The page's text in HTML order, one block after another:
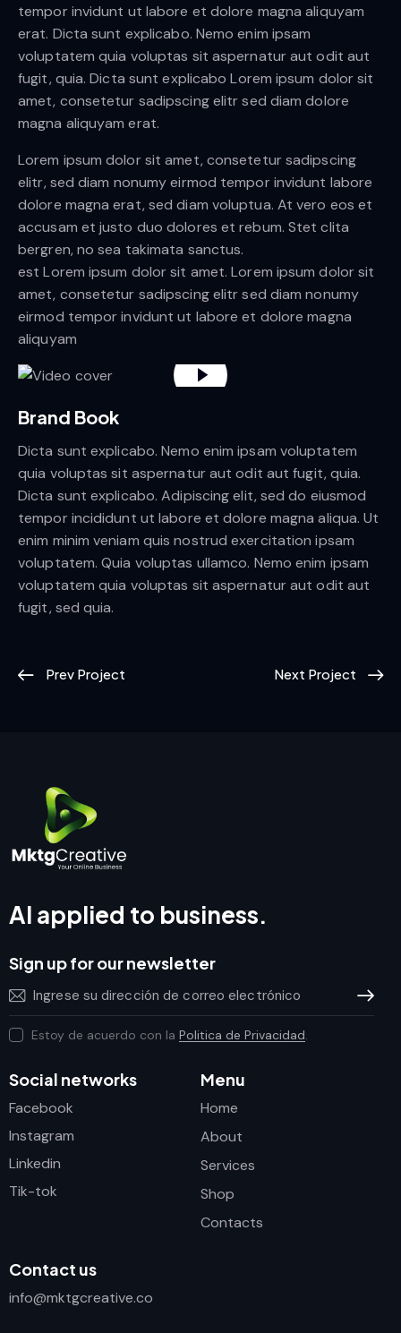
tempor invidunt ut labore et dolore magna aliquyam
erat. Dicta sunt explicabo. Nemo enim ipsam
voluptatem quia voluptas sit aspernatur aut odit aut
fugit, quia. Dicta sunt explicabo Lorem ipsum dolor sit
amet, consetetur sadipscing elitr sed diam dolore
magna aliquyam erat.
Lorem ipsum dolor sit amet, consetetur sadipscing
elitr, sed diam nonumy eirmod tempor invidunt labore
dolore magna erat, sed diam voluptua. At vero eos et
accusam et justo duo dolores et rebum. Stet clita
bergren, no sea takimata sanctus.
est Lorem ipsum dolor sit amet. Lorem ipsum dolor sit
amet, consetetur sadipscing elitr sed diam nonumy
eirmod tempor invidunt ut labore et dolore magna
aliquyam
Brand Book
Dicta sunt explicabo. Nemo enim ipsam voluptatem
quia voluptas sit aspernatur aut odit aut fugit, quia.
Dicta sunt explicabo. Adipiscing elit, sed do eiusmod
tempor incididunt ut labore et dolore magna aliqua. Ut
enim minim veniam quis nostrud exercitation ipsam
voluptatem. Quia voluptas ullamco. Nemo enim ipsam
voluptatem quia voluptas sit aspernatur aut odit aut
fugit, sed quia.
Prev Project Next Project
AI applied to business.
Sign up for our newsletter
Estoy de acuerdo con la Politica de Privacidad.
Social networks
Facebook
Instagram
Linkedin
Tik-tok
Menu
Home
About
Services
Shop
Contacts
Contact us
info@mktgcreative.co